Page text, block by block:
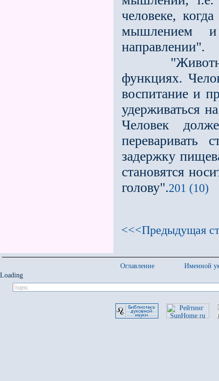
человеке,
мышлением и
направлении".
"Животное
функциях.
вос­питание и
удерживаться
Человек
переваривать
задержку
становятся
голову".201 (10)
<<<Предыдущая
Оглавление
Именной
Loading